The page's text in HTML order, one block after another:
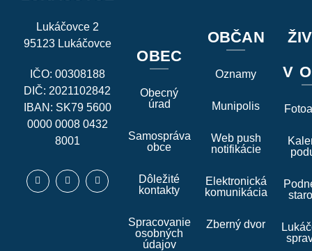
Lukáčovce 2
95123 Lukáčovce
IČO: 00308188
DIČ: 2021102842
IBAN: SK79 5600
0000 0008 0432
8001
OBEC
Obecný
úrad
Samospráva
obce
Dôležité
kontakty
Spracovanie
osobných
údajov
OBČAN
Oznamy
Munipolis
Web push
notifikácie
Elektronická
komunikácia
Zberný dvor
V